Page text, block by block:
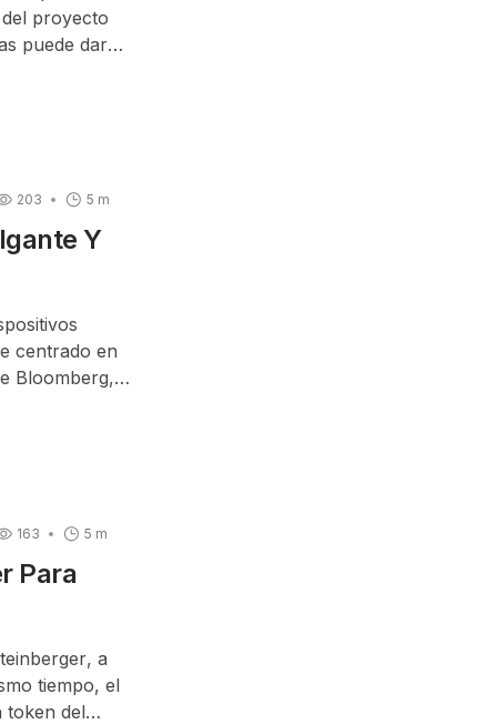
proyecto
puede dar
5 m
203
Y
centrado en
Bloomberg,
5 m
163
Para
, a
tiempo, el
token del